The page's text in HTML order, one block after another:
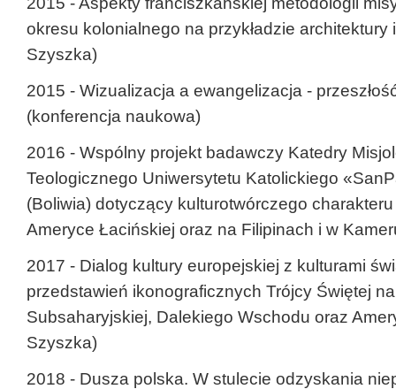
okresu kolonialnego na przykładzie architektury
Szyszka)
2015 - Wizualizacja a ewangelizacja -
(konferencja naukowa)
2016 - Wspólny projekt badawczy Katedry
Teologicznego Uniwersytetu Katolickiego
(Boliwia) dotyczący kulturotwórczego
Ameryce Łacińskiej oraz na Filipinach i w
2017 - Dialog kultury europejskiej z kulturami
przedstawień ikonograficznych Trójcy Świętej
Subsaharyjskiej, Dalekiego Wschodu oraz
Szyszka)
2018 - Dusza polska. W stulecie odzyskania